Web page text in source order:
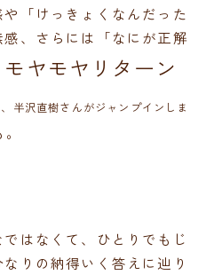
「けっきょくなんだった
、さらには「なにが正解
モヤモヤリターン
、半沢直樹さんがジャンプインしま
はなくて、ひとりでもじ
りの納得いく答えに辿り